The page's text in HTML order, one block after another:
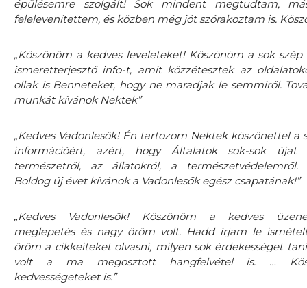
épülésemre szolgált! Sok mindent megtudtam,
felelevenítettem, és közben még jót szórakoztam is.
„Köszönöm a kedves leveleteket! Köszönöm a sok
ismeretterjesztő info-t, amit közzétesztek az
ollak is Benneteket, hogy ne maradjak le semmiről.
munkát kívánok Nektek”
„Kedves Vadonlesők! Én tartozom Nektek köszönettel a
információért, azért, hogy Általatok sok-sok
természetről, az állatokról, a természetvédelemről.
Boldog új évet kívánok a Vadonlesők egész csapatának!”
„Kedves Vadonlesők! Köszönöm a kedves
meglepetés és nagy öröm volt. Hadd írjam le
öröm a cikkeiteket olvasni, milyen sok érdekességet
volt a ma megosztott hangfelvétel is. …
kedvességeteket is.”